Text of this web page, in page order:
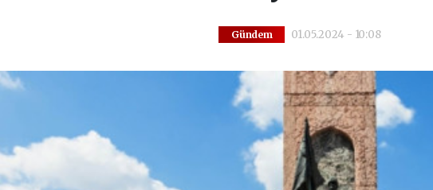
Gündem 01.05.2024 - 10:08